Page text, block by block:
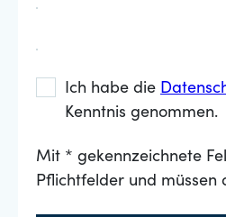
Ich habe die
Kenntnis genommen.
Mit * gekennzeichnete
Pflichtfelder und müssen